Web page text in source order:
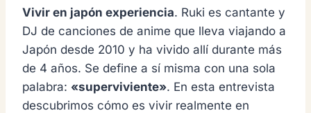
Vivir en japón experiencia. Ruki es cantante y
DJ de canciones de anime que lleva viajando a
Japón desde 2010 y ha vivido allí durante más
de 4 años. Se define a sí misma con una sola
palabra: «superviviente». En esta entrevista
descubrimos cómo es vivir realmente en